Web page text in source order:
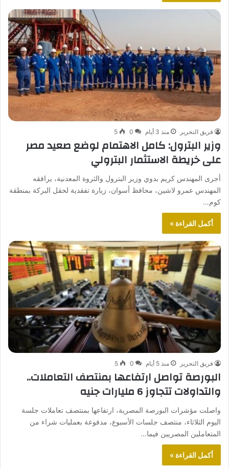
فريق التحرير منذ 3 أيام 0
5
وزير البترول: كامل الاهتمام لوضع صعيد مصر
على خريطة الاستثمار البترولي
أجرى المهندس كريم بدوي وزير البترول والثروة المعدنية، يرافقه
المهندس عمرو لاشين، محافظ أسوان، زيارة تفقدية لحقل البركة بمنطقة
كوم…
أكمل القراءة »
فريق التحرير منذ 5 أيام 0
5
البورصة تواصل ارتفاعها بمنتصف التعاملات..
والتداولات تتجاوز 6 مليارات جنيه
واصلت مؤشرات البورصة المصرية، ارتفاعها بمنتصف تعاملات جلسة
اليوم الثلاثاء، منتصف جلسات الأسبوع، مدفوعة بعمليات شراء من
المتعاملين المصريين فيما…
أكمل القراءة »